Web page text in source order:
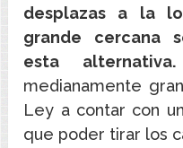
desplazas a la
grande cercana
esta alternativa.
medianamente
Ley a contar con
que poder tirar los